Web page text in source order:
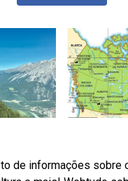
de informações sobre